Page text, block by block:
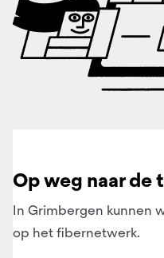
Op weg naar de
In Grimbergen kunnen
op het fibernetwerk.